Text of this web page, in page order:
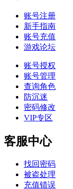
账号注册
新手指南
账号充值
游戏论坛
账号授权
账号管理
查询角色
防沉迷
密码修改
VIP专区
客服中心
找回密码
被盗处理
充值错误